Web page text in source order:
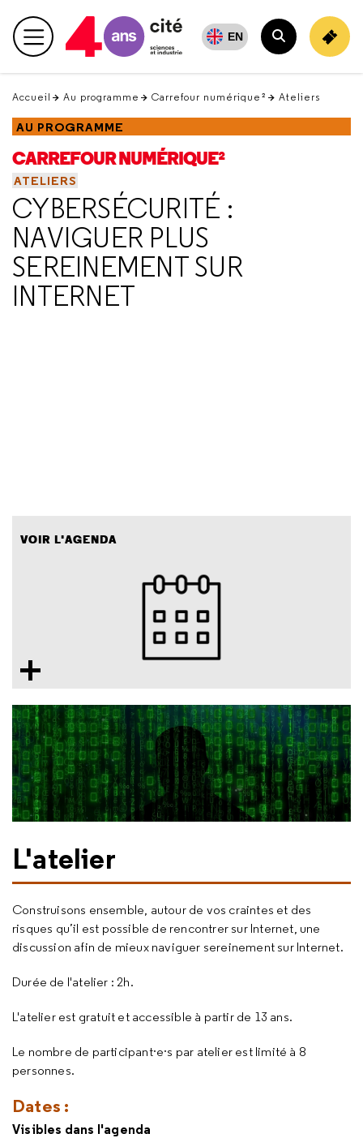
en
haut Menu principal EN
Rechercher
Accueil Au programme Carrefour numérique² Ateliers
AU PROGRAMME
CARREFOUR NUMÉRIQUE²
ATELIERS
CYBERSÉCURITÉ :
NAVIGUER PLUS
SEREINEMENT SUR
INTERNET
VOIR L'AGENDA
L'atelier
Construisons ensemble, autour de vos craintes et des
risques qu’il est possible de rencontrer sur Internet, une
discussion afin de mieux naviguer sereinement sur Internet.
Durée de l'atelier : 2h.
L'atelier est gratuit et accessible à partir de 13 ans.
Le nombre de participant·e·s par atelier est limité à 8
personnes.
Dates :
Visibles dans l'agenda